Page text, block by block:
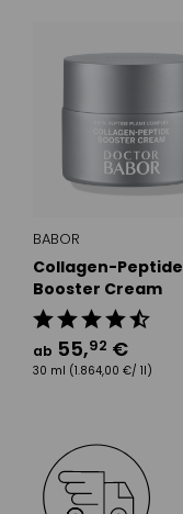
BABOR
Collagen-Peptide
Booster Cream
ab 55,92 €
30 ml (1.864,00 €/ 1l)